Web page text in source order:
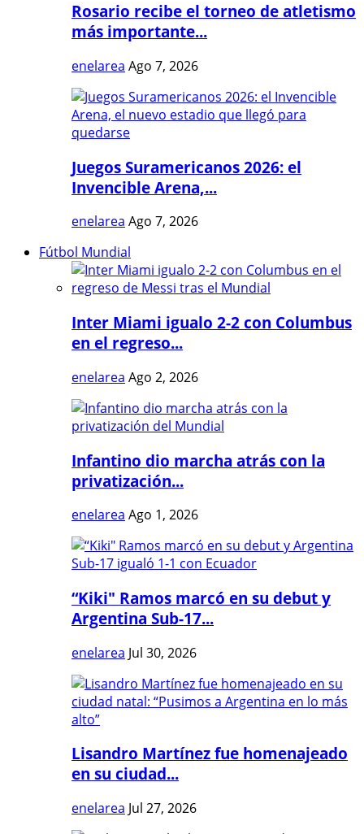
Rosario recibe el torneo de atletismo
más importante...
enelarea Ago 7, 2026
Juegos Suramericanos 2026: el
Invencible Arena,...
enelarea Ago 7, 2026
Fútbol Mundial
Inter Miami igualo 2-2 con Columbus
en el regreso...
enelarea Ago 2, 2026
Infantino dio marcha atrás con la
privatización...
enelarea Ago 1, 2026
“Kiki" Ramos marcó en su debut y
Argentina Sub-17...
enelarea Jul 30, 2026
Lisandro Martínez fue homenajeado
en su ciudad...
enelarea Jul 27, 2026